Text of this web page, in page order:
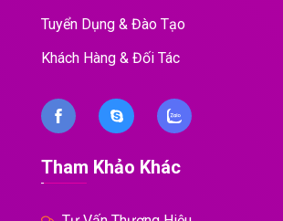
Tuyển Dụng & Đào Tạo
Khách Hàng & Đối Tác
Tham Khảo Khác